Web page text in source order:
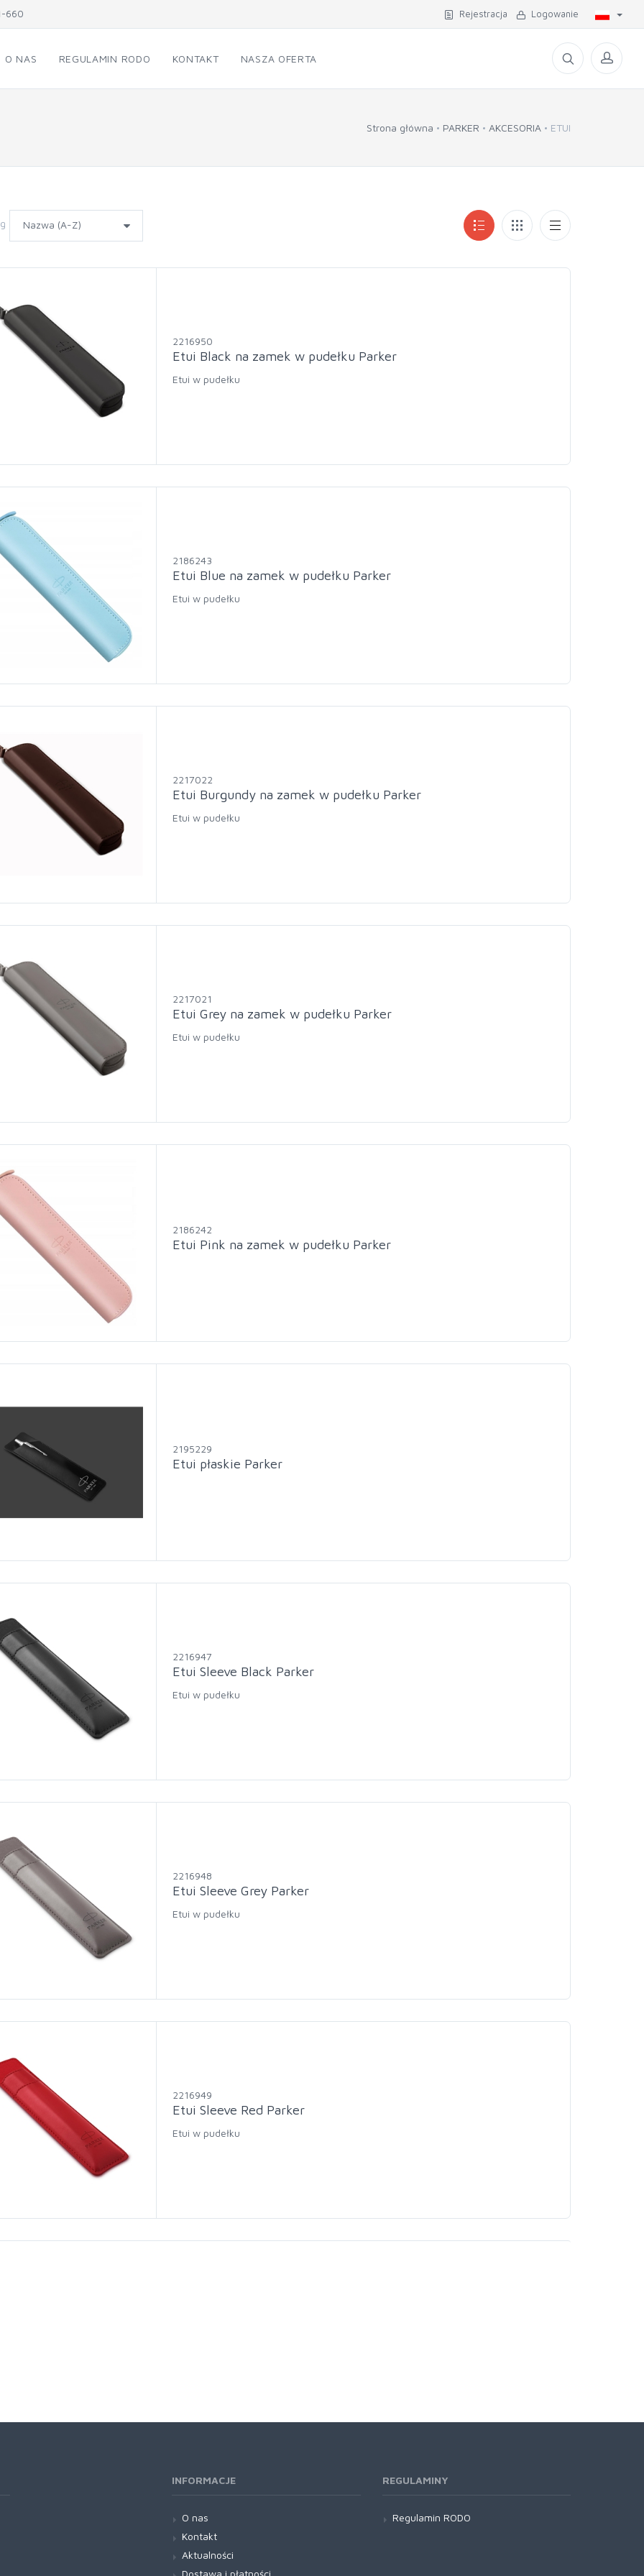
660 Rejestracja Logowanie
O NAS REGULAMIN RODO KONTAKT NASZA OFERTA
Strona główna PARKER AKCESORIA ETUI
2216950
Etui Black na zamek w pudełku Parker
Etui w pudełku
2186243
Etui Blue na zamek w pudełku Parker
Etui w pudełku
2217022
Etui Burgundy na zamek w pudełku Parker
Etui w pudełku
2217021
Etui Grey na zamek w pudełku Parker
Etui w pudełku
2186242
Etui Pink na zamek w pudełku Parker
2195229
Etui płaskie Parker
2216947
Etui Sleeve Black Parker
Etui w pudełku
2216948
Etui Sleeve Grey Parker
Etui w pudełku
2216949
Etui Sleeve Red Parker
Etui w pudełku
INFORMACJE
O nas
Kontakt
Aktualności
Dostawa i płatności
REGULAMINY
Regulamin RODO